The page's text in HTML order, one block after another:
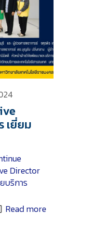
เยี่ยม
Director
บริการ
Read more